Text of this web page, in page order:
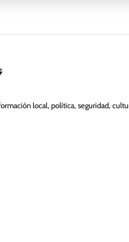
local, política, seguridad,